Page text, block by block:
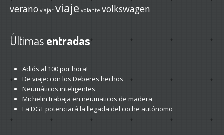
verano viajar viaje volante volkswagen
Últimasentradas
Adiós al 100 por hora!
De viaje: con los Deberes hechos
Neumáticos inteligentes
Michelin trabaja en neumaticos de madera
La DGT potenciará la llegada del coche autónomo